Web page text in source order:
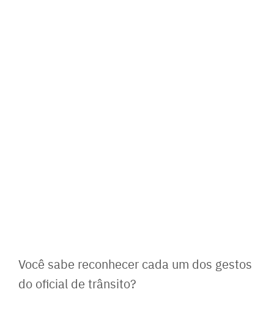
Você sabe reconhecer cada um dos gestos
do oficial de trânsito?